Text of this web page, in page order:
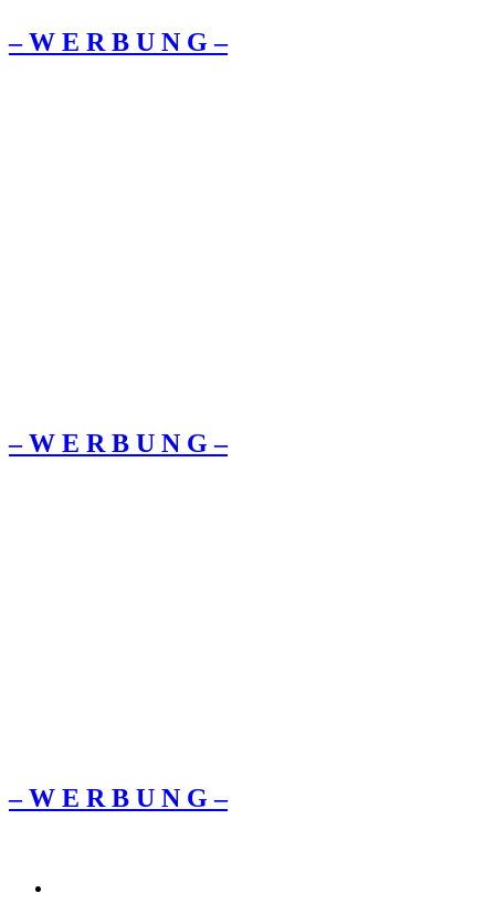
– W Ε R Β U Ν G –
– W Ε R Β U Ν G –
– W Ε R Β U Ν G –